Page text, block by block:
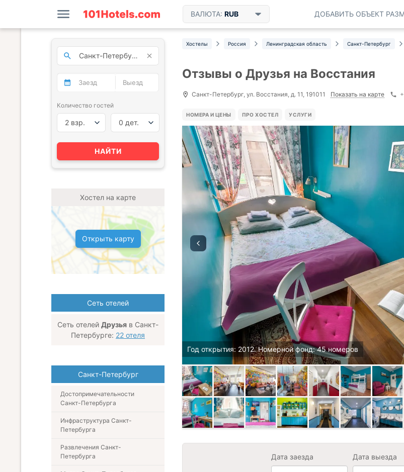
ВАЛЮТА: RUB ДОБАВИТЬ ОБЪЕКТ
Хостелы Россия Ленинградская область Санкт-Петербург
Отзывы о Друзья на Восстания
Санкт-Петербург, ул. Восстания, д. 11, 191011 Показать на карте
НОМЕРА И ЦЕНЫ ПРО ХОСТЕЛ УСЛУГИ
Год открытия: 2012. Номерной фонд: 45 номеров
Дата заезда Дата выезда
Количество гостей
2 взр. 0 дет.
НАЙТИ
Хостел на карте
Открыть карту
Сеть отелей
Сеть отелей Друзья в Санкт-
Петербурге: 22 отеля
Санкт-Петербург
Достопримечательности
Санкт-Петербурга
Инфраструктура Санкт-
Петербурга
Развлечения Санкт-
Петербурга